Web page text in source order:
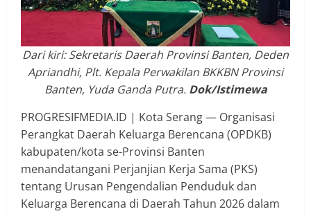
Dari kiri: Sekretaris Daerah Provinsi Banten, Deden
Apriandhi, Plt. Kepala Perwakilan BKKBN Provinsi
Banten, Yuda Ganda Putra. Dok/Istimewa
PROGRESIFMEDIA.ID | Kota Serang — Organisasi
Perangkat Daerah Keluarga Berencana (OPDKB)
kabupaten/kota se-Provinsi Banten
menandatangani Perjanjian Kerja Sama (PKS)
tentang Urusan Pengendalian Penduduk dan
Keluarga Berencana di Daerah Tahun 2026 dalam